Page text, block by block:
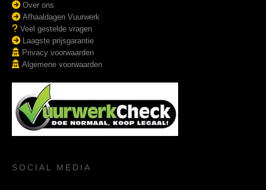
Over ons
Afhaaldagen Vuurwerk
Veel gestelde vragen
Laagste prijsgarantie
Privacy voorwaarden
Algemene voorwaarden
SOCIAL MEDIA